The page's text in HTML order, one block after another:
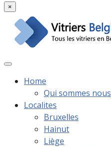
×
Home
Qui sommes nous
Localites
Bruxelles
Hainut
Liège